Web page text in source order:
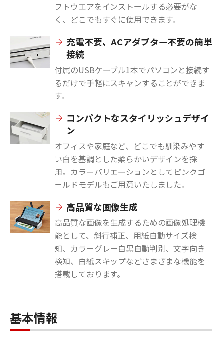
フトウエアをインストールする必要がな
く、どこでもすぐに使用できます。
充電不要、ACアダプター不要の簡単
接続
付属のUSBケーブル1本でパソコンと接続す
るだけで手軽にスキャンすることができま
す。
コンパクトなスタイリッシュデザイ
ン
オフィスや家庭など、どこでも馴染みやす
い白を基調とした柔らかいデザインを採
用。カラーバリエーションとしてピンクゴ
ールドモデルもご用意いたしました。
高品質な画像生成
高品質な画像を生成するための画像処理機
能として、斜行補正、用紙自動サイズ検
知、カラーグレー白黒自動判別、文字向き
検知、白紙スキップなどさまざまな機能を
搭載しております。
基本情報